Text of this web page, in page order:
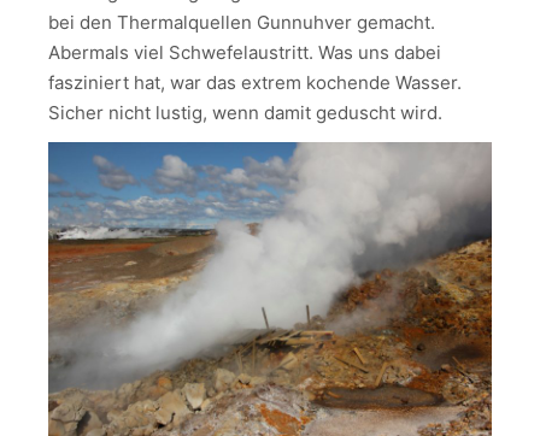
bei den Thermalquellen Gunnuhver gemacht.
Abermals viel Schwefelaustritt. Was uns dabei
fasziniert hat, war das extrem kochende Wasser.
Sicher nicht lustig, wenn damit geduscht wird.